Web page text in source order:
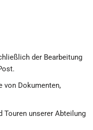
der Bearbeitung
von Dokumenten,
Touren unserer Abteilung